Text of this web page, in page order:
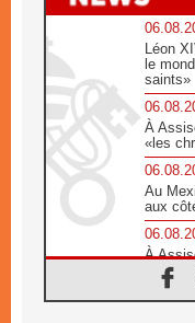
Léon
le
saints»
À
«les
Au
aux
À